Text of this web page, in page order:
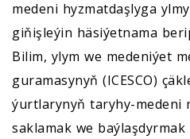
medeni hyzmatdaşlyga
giňişleýin häsiýetnama
Bilim, ylym we medeniýet
guramasynyň (ICESCO)
ýurtlarynyň taryhy-medeni
saklamak we baýlaşdyrmak